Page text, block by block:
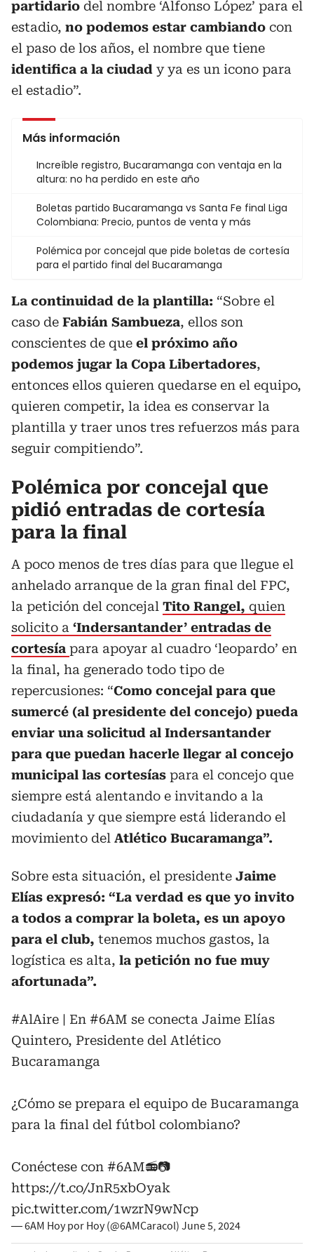
partidario del nombre ‘Alfonso López’ para el
estadio, no podemos estar cambiando con
el paso de los años, el nombre que tiene
identifica a la ciudad y ya es un icono para
el estadio”.
Más información
Increíble registro, Bucaramanga con ventaja en la
altura: no ha perdido en este año
Boletas partido Bucaramanga vs Santa Fe final Liga
Colombiana: Precio, puntos de venta y más
Polémica por concejal que pide boletas de cortesía
para el partido final del Bucaramanga
La continuidad de la plantilla: “Sobre el
caso de Fabián Sambueza, ellos son
conscientes de que el próximo año
podemos jugar la Copa Libertadores,
entonces ellos quieren quedarse en el equipo,
quieren competir, la idea es conservar la
plantilla y traer unos tres refuerzos más para
seguir compitiendo”.
Polémica por concejal que
pidió entradas de cortesía
para la final
A poco menos de tres días para que llegue el
anhelado arranque de la gran final del FPC,
la petición del concejal Tito Rangel, quien
solicito a ‘Indersantander’ entradas de
cortesía para apoyar al cuadro ‘leopardo’ en
la final, ha generado todo tipo de
repercusiones: “Como concejal para que
sumercé (al presidente del concejo) pueda
enviar una solicitud al Indersantander
para que puedan hacerle llegar al concejo
municipal las cortesías para el concejo que
siempre está alentando e invitando a la
ciudadanía y que siempre está liderando el
movimiento del Atlético Bucaramanga”.
Sobre esta situación, el presidente Jaime
Elías expresó: “La verdad es que yo invito
a todos a comprar la boleta, es un apoyo
para el club, tenemos muchos gastos, la
logística es alta, la petición no fue muy
afortunada”.
#AlAire | En #6AM se conecta Jaime Elías
Quintero, Presidente del Atlético
Bucaramanga
¿Cómo se prepara el equipo de Bucaramanga
para la final del fútbol colombiano?
Conéctese con #6AM📻📷
https://t.co/JnR5xbOyak
pic.twitter.com/1wzrN9wNcp
— 6AM Hoy por Hoy (@6AMCaracol) June 5, 2024